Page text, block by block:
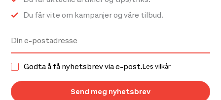
Du får vite om kampanjer og våre tilbud.
Godta å få nyhetsbrev via e-post.Les vilkår